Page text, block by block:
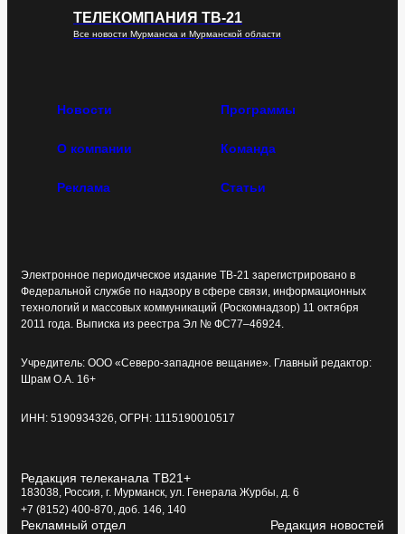
ТЕЛЕКОМПАНИЯ ТВ-21
Все новости Мурманска и Мурманской области
Новости Программы
О компании Команда
Реклама Статьи
Электронное периодическое издание ТВ-21 зарегистрировано в
Федеральной службе по надзору в сфере связи, информационных
технологий и массовых коммуникаций (Роскомнадзор) 11 октября
2011 года. Выписка из реестра Эл № ФС77–46924.
Учредитель: ООО «Северо-западное вещание». Главный редактор:
Шрам О.А. 16+
ИНН: 5190934326, ОГРН: 1115190010517
Редакция телеканала ТВ21+
183038, Россия, г. Мурманск, ул. Генерала Журбы, д. 6
+7 (8152) 400-870, доб. 146, 140
Рекламный отдел Редакция новостей